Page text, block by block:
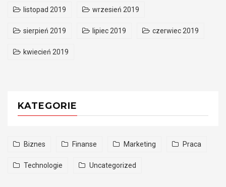
listopad 2019 wrzesień 2019
sierpień 2019 lipiec 2019 czerwiec 2019
kwiecień 2019
KATEGORIE
Biznes Finanse Marketing Praca
Technologie Uncategorized